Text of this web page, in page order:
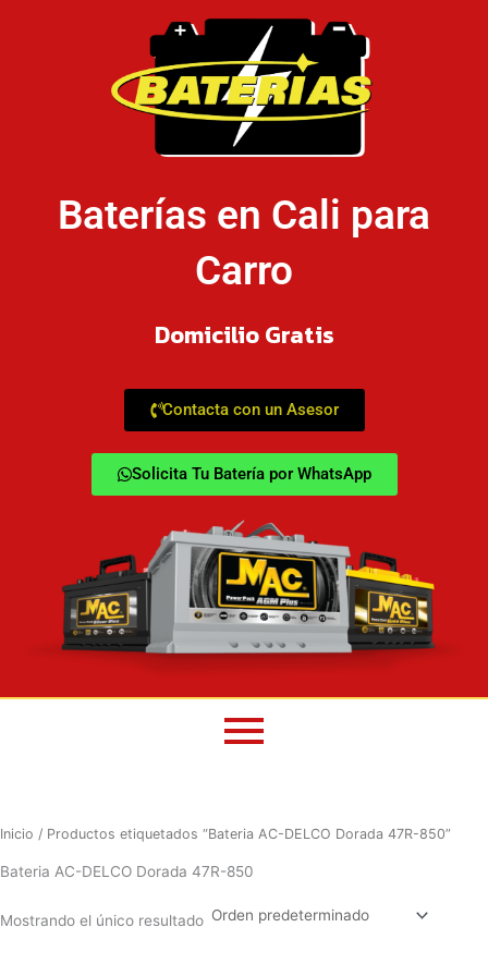
Baterías en Cali para
Carro
Domicilio Gratis
Contacta con un Asesor
Solicita Tu Batería por WhatsApp
Inicio / Productos etiquetados “Bateria AC-DELCO Dorada 47R-850”
Bateria AC-DELCO Dorada 47R-850
Mostrando el único resultado